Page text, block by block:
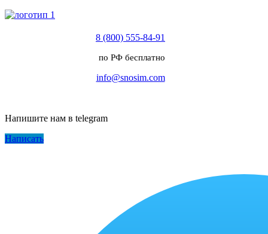
8 (800) 555-84-91
по РФ бесплатно
info@snosim.com
Напишите нам в telegram
Написать